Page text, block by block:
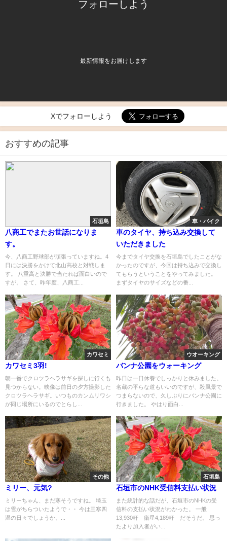
フォローしよう
最新情報をお届けします
Xでフォローしよう
おすすめの記事
石垣島
八商工でまたお世話になりま
す。
今、八商工野球部が頑張っていますね。4
日には決勝をかけて北山高校と対戦しま
す。 八重高と決勝で当たれば面白いので
すが。 さて、昨年度、八商工...
車・バイク
車のタイヤ、持ち込み交換して
いただきました
今までタイヤ交換を石垣島でしたことがな
かったのですが、今回は持ち込みで交換し
てもらうということをやってみました。
まずタイヤのサイズなどの番...
カワセミ
カワセミ3羽!
朝一番でクロツラヘラサギを探しに行くも
見つからない。映像は前日の夕方撮影した
クロツラヘラサギ。いつものカンムリワシ
が同じ場所にいるのでとらし...
ウオーキング
バンナ公園をウォーキング
昨日は一日休養でしっかりと休みました。
名蔵の平らな道もいいのですが、殺風景で
つまらないので、久しぶりにバンナ公園に
行きました。 やはり面白...
その他
ミリー、元気?
ミリーちゃん、まだ寒そうですね。 埼玉
は雪がちらついたようで・・ 今は三寒四
温の日々でしょうか。...
石垣島
石垣市のNHK受信料支払い状況
また統計的な話だが、石垣市のNHKの受
信料の支払い状況がわかった。 一般
13,930軒 衛星4,189軒 だそうだ。 思っ
たより加入者がい...